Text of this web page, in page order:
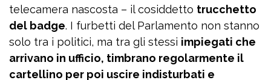
telecamera nascosta – il cosiddetto trucchetto
del badge. I furbetti del Parlamento non stanno
solo tra i politici, ma tra gli stessi impiegati che
arrivano in ufficio, timbrano regolarmente il
cartellino per poi uscire indisturbati e